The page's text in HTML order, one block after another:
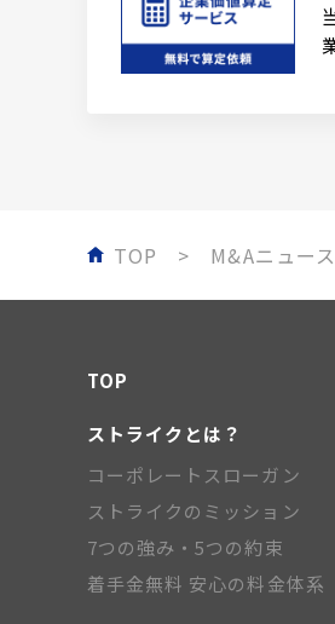
TOP M&Aニュー
TOP
ストライクとは？
コーポレートスローガン
ストライクのミッション
7つの強み・5つの約束
着手金無料 安心の料金体系